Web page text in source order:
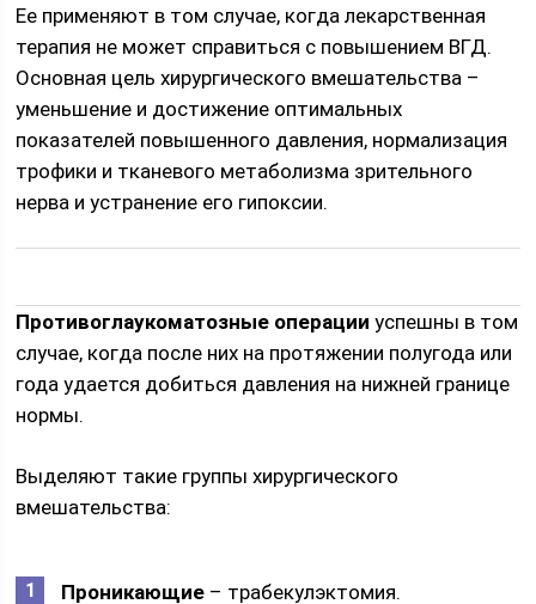
Ее применяют в том случае, когда лекарственная
терапия не может справиться с повышением ВГД.
Основная цель хирургического вмешательства –
уменьшение и достижение оптимальных
показателей повышенного давления, нормализация
трофики и тканевого метаболизма зрительного
нерва и устранение его гипоксии.
Противоглаукоматозные операции успешны в том
случае, когда после них на протяжении полугода или
года удается добиться давления на нижней границе
нормы.
Выделяют такие группы хирургического
вмешательства:
Проникающие – трабекулэктомия.